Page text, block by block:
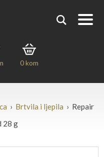
0kom
› Brtvila i ljepila › Repair
28 g